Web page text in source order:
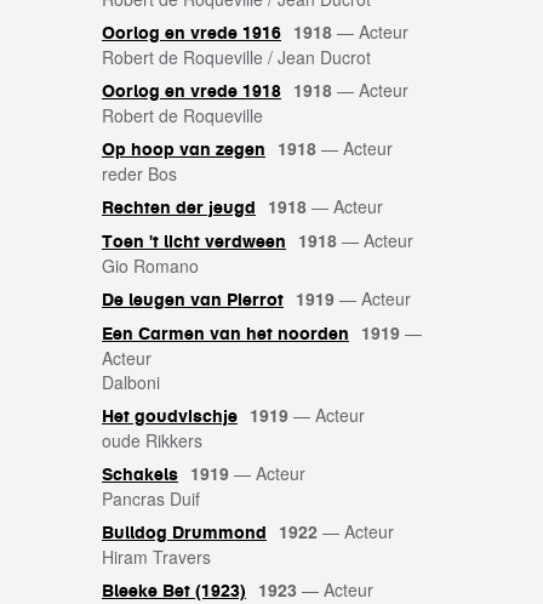
Oorlog en vrede 1916 1918 — Acteur
Robert de Roqueville / Jean Ducrot
Oorlog en vrede 1918 1918 — Acteur
Robert de Roqueville
Op hoop van zegen 1918 — Acteur
reder Bos
Rechten der jeugd 1918 — Acteur
Toen 't licht verdween 1918 — Acteur
Gio Romano
De leugen van Pierrot 1919 — Acteur
Een Carmen van het noorden 1919 —
Acteur
Dalboni
Het goudvischje 1919 — Acteur
oude Rikkers
Schakels 1919 — Acteur
Pancras Duif
Bulldog Drummond 1922 — Acteur
Hiram Travers
Bleeke Bet (1923) 1923 — Acteur